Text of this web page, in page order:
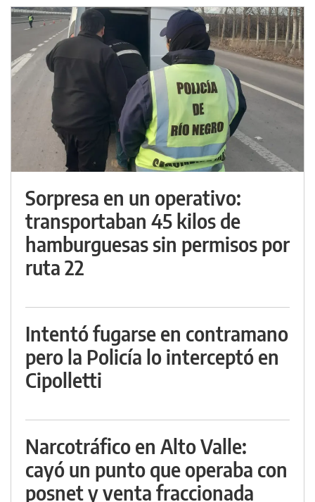
Sorpresa en un operativo:
transportaban 45 kilos de
hamburguesas sin permisos por
ruta 22
Intentó fugarse en contramano
pero la Policía lo interceptó en
Cipolletti
Narcotráfico en Alto Valle:
cayó un punto que operaba con
posnet y venta fraccionada